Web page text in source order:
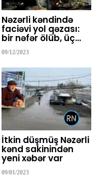
Nəzərli kəndində
faciəvi yol qəzası:
bir nəfər ölüb, üç…
09/12/2023
İtkin düşmüş Nəzərli
kənd sakinindən
yeni xəbər var
09/01/2023